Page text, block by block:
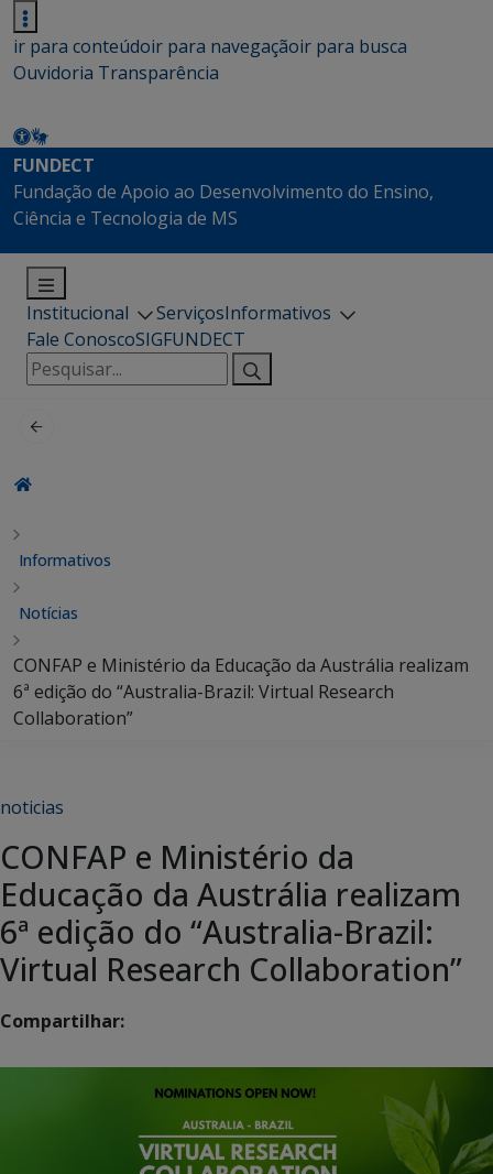
ir para conteúdoir para navegaçãoir para busca
Ouvidoria Transparência
FUNDECT
Fundação de Apoio ao Desenvolvimento do Ensino,
Ciência e Tecnologia de MS
Institucional ServiçosInformativos
Fale ConoscoSIGFUNDECT
Pesquisar
por:
Informativos
Notícias
CONFAP e Ministério da Educação da Austrália realizam
6ª edição do “Australia-Brazil: Virtual Research
Collaboration”
noticias
CONFAP e Ministério da
Educação da Austrália realizam
6ª edição do “Australia-Brazil:
Virtual Research Collaboration”
Compartilhar: